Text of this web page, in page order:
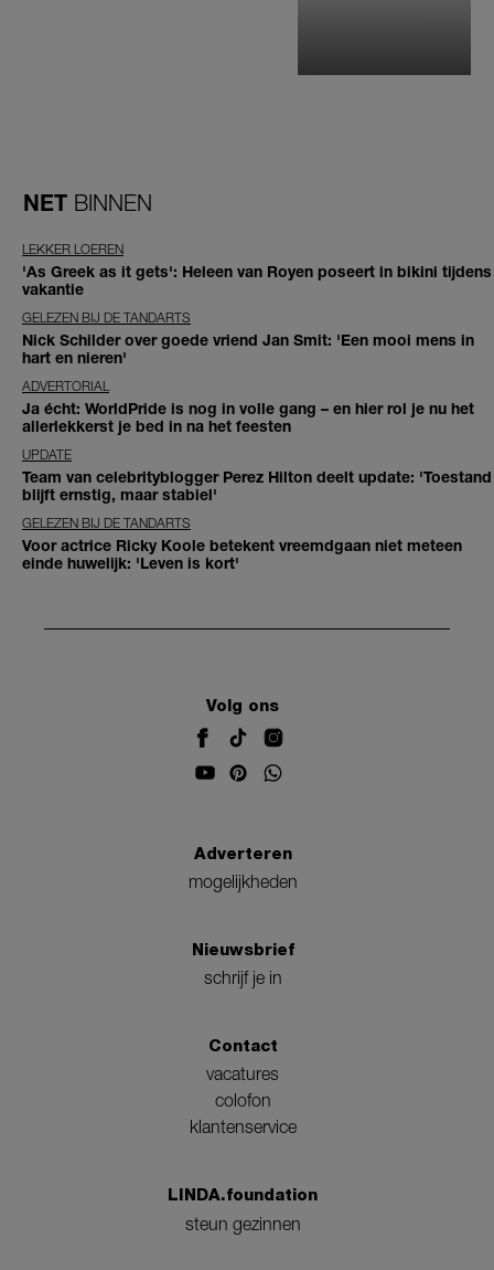
NET BINNEN
LEKKER LOEREN
'As Greek as it gets': Heleen van Royen poseert in bikini tijdens
vakantie
GELEZEN BIJ DE TANDARTS
Nick Schilder over goede vriend Jan Smit: 'Een mooi mens in
hart en nieren'
ADVERTORIAL
Ja écht: WorldPride is nog in volle gang – en hier rol je nu het
allerlekkerst je bed in na het feesten
UPDATE
Team van celebrityblogger Perez Hilton deelt update: 'Toestand
blijft ernstig, maar stabiel'
GELEZEN BIJ DE TANDARTS
Voor actrice Ricky Koole betekent vreemdgaan niet meteen
einde huwelijk: 'Leven is kort'
Volg ons
Adverteren
mogelijkheden
Nieuwsbrief
schrijf je in
Contact
vacatures
colofon
klantenservice
LINDA.foundation
steun gezinnen